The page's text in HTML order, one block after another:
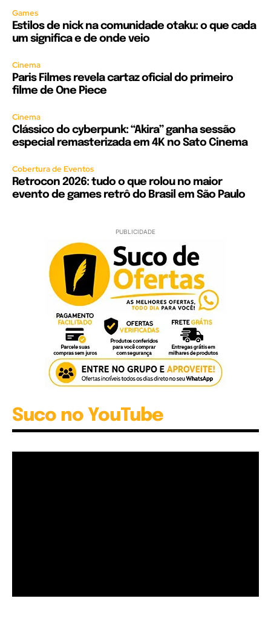
Games
Estilos de nick na comunidade otaku: o que cada
um significa e de onde veio
Cinema
Paris Filmes revela cartaz oficial do primeiro
filme de One Piece
Cinema
Clássico do cyberpunk: “Akira” ganha sessão
especial remasterizada em 4K no Sato Cinema
Cobertura de Eventos
Retrocon 2026: tudo o que rolou no maior
evento de games retrô do Brasil em São Paulo
PUBLICIDADE
Suco no YouTube